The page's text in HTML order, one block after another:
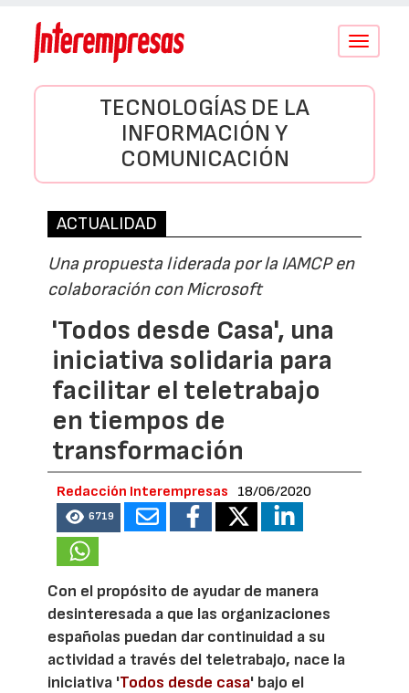
Conmutar
TECNOLOGÍAS DE LA
INFORMACIÓN Y
COMUNICACIÓN
ACTUALIDAD
Una propuesta liderada por la IAMCP en
colaboración con Microsoft
'Todos desde Casa', una
iniciativa solidaria para
facilitar el teletrabajo
en tiempos de
transformación
Redacción Interempresas 18/06/2020
6719
Con el propósito de ayudar de manera
desinteresada a que las organizaciones
españolas puedan dar continuidad a su
actividad a través del teletrabajo, nace la
iniciativa 'Todos desde casa' bajo el